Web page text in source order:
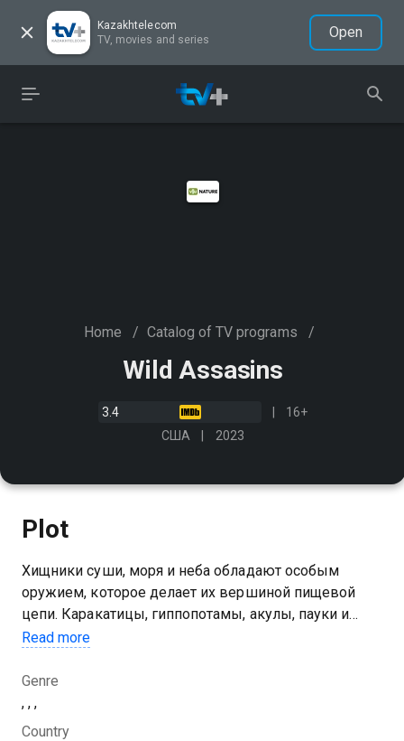
Kazakhtelecom
TV, movies and series
Open
Home / Catalog of TV programs /
Wild Assasins
3.4
16+
США
2023
Plot
Хищники суши, моря и неба обладают особым
оружием, которое делает их вершиной пищевой
цепи. Каракатицы, гиппопотамы, акулы, пауки и
змеи демонстрируют уникальные навыки охоты и
Read more
Genre
, , ,
Country